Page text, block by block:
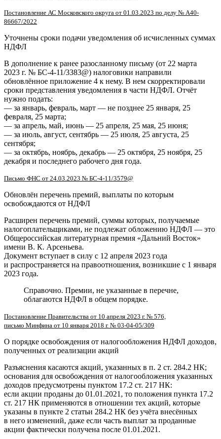
Постановление АС Московского округа от 01.03.2023 по делу № А40-
86667/2022
Уточнены сроки подачи уведомления об исчисленных суммах
НДФЛ
В дополнение к ранее разосланному письму (от 22 марта
2023 г. № БС-4-11/3383@) налоговики направили
обновлённое приложение 4 к нему. В нем скорректировали
сроки представления уведомления в части НДФЛ. Отчёт
нужно подать:
— за январь, февраль, март — не позднее 25 января, 25
февраля, 25 марта;
— за апрель, май, июнь — 25 апреля, 25 мая, 25 июня;
— за июль, август, сентябрь — 25 июля, 25 августа, 25
сентября;
— за октябрь, ноябрь, декабрь — 25 октября, 25 ноября, 25
декабря и последнего рабочего дня года.
Письмо ФНС от 24.03.2023 № БС-4-11/3579@
Обновлён перечень премий, выплаты по которым
освобождаются от НДФЛ
Расширен перечень премий, суммы которых, получаемые
налогоплательщиками, не подлежат обложению НДФЛ — это
Общероссийская литературная премия «Дальний Восток»
имени В. К. Арсеньева.
Документ вступает в силу с 12 апреля 2023 года
и распространяется на правоотношения, возникшие с 1 января
2023 года.
Справочно. Премии, не указанные в перечне,
облагаются НДФЛ в общем порядке.
Постановление Правительства от 10 апреля 2023 г. № 576,
письмо Минфина от 10 января 2018 г. № 03-04-05/309
О порядке освобождения от налогообложения НДФЛ доходов,
полученных от реализации акций
Разъяснения касаются акций, указанных в п. 2 ст. 284.2 НК;
основания для освобождения от налогообложения указанных
доходов предусмотрены пунктом 17.2 ст. 217 НК:
если акции проданы до 01.01.2021, то положения пункта 17.2
ст. 217 НК применяются в отношении тех акций, которые
указаны в пункте 2 статьи 284.2 НК без учёта внесённых
в него изменений, даже если часть выплат за проданные
акции фактически получена после 01.01.2021.